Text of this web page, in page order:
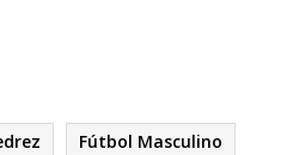
Fútbol Masculino